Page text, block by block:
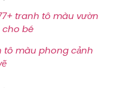
tranh tô màu vườn
cho bé
tô màu phong cảnh